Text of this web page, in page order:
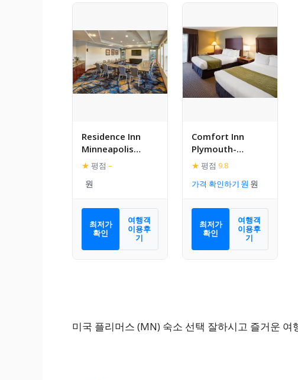
Residence Inn
Minneapolis
Plymouth
★ 평점 –
최저가
확인
여행객
이용후
기
Comfort Inn
Plymouth-
Minneapolis
★ 평점 9.8
가격 확인하기
최저가
확인
여행객
이용후
기
미국 플리머스 (MN) 숙소 선택 잘하시고 즐거운 여